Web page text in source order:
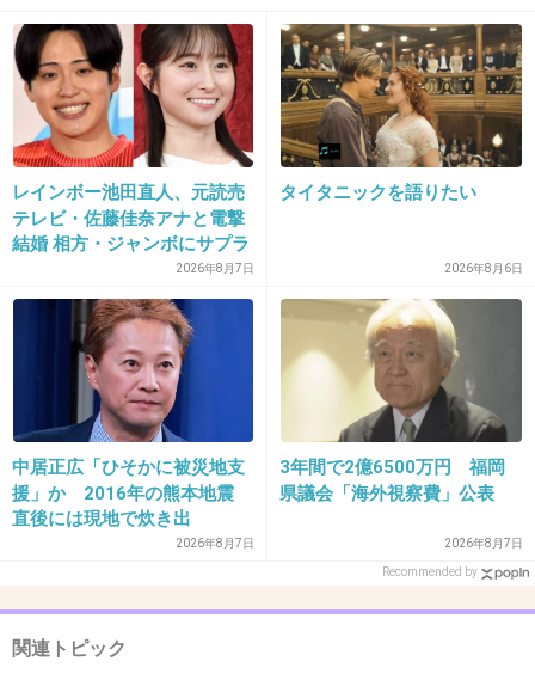
+10 -4
37. 匿名 2013/04/25(木) 17:06:07
こいつの司会じゃ盛り上がらない
2013/04/25(木) 17:13:42
Mr.Children出るかな？
-7
39. 匿名 2013/04/25(木) 17:18:28
アーティストがどれくらい出るのか気になる。
らない芸人とかタレントばっかりで
レインボー池田直人、元読売
テレビ・佐藤佳奈アナと電撃
結婚 相方・ジャンボにサプラ
2026年8月7日
タイタニックを語りたい
2026年8月6日
中居正広「ひそかに被災地支
援」か 2016年の熊本地震
直後には現地で炊き出
し “誰にも知られなくて良
2026年8月7日
3年間で2億6500万円 福岡
県議会「海外視察費」公表
2026年8月7日
Recommended by
関連トピック